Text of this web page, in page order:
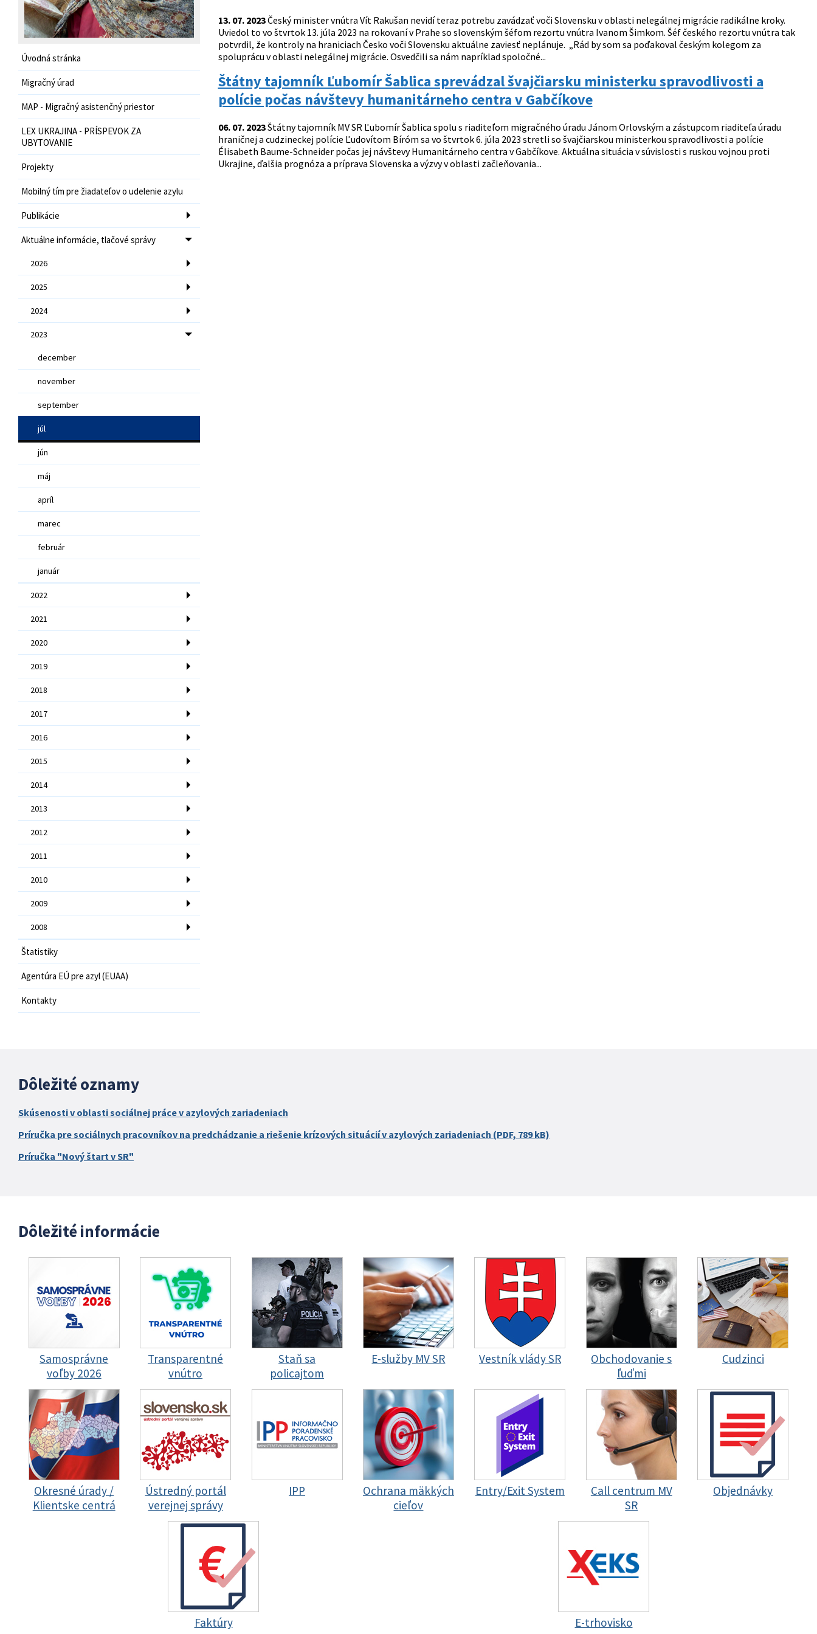
Úvodná stránka
Migračný úrad
MAP - Migračný asistenčný priestor
LEX UKRAJINA - PRÍSPEVOK ZA
UBYTOVANIE
Projekty
Mobilný tím pre žiadateľov o udelenie azylu
Publikácie
Aktuálne informácie, tlačové správy
2026
2025
2024
2023
december
november
september
júl
jún
máj
apríl
marec
február
január
2022
2021
2020
2019
2018
2017
2016
2015
2014
2013
2012
2011
2010
2009
2008
Štatistiky
Agentúra EÚ pre azyl (EUAA)
Kontakty
13. 07. 2023Český minister vnútra Vít Rakušan nevidí teraz potrebu zavádzať voči Slovensku v oblasti nelegálnej migrácie radikálne kroky.
Uviedol to vo štvrtok 13. júla 2023 na rokovaní v Prahe so slovenským šéfom rezortu vnútra Ivanom Šimkom. Šéf českého rezortu vnútra tak
potvrdil, že kontroly na hraniciach Česko voči Slovensku aktuálne zaviesť neplánuje. „Rád by som sa poďakoval českým kolegom za
spoluprácu v oblasti nelegálnej migrácie. Osvedčili sa nám napríklad spoločné...
Štátny tajomník Ľubomír Šablica sprevádzal švajčiarsku ministerku spravodlivosti a
polície počas návštevy humanitárneho centra v Gabčíkove
06. 07. 2023Štátny tajomník MV SR Ľubomír Šablica spolu s riaditeľom migračného úradu Jánom Orlovským a zástupcom riaditeľa úradu
hraničnej a cudzineckej polície Ľudovítom Bíróm sa vo štvrtok 6. júla 2023 stretli so švajčiarskou ministerkou spravodlivosti a polície
Élisabeth Baume-Schneider počas jej návštevy Humanitárneho centra v Gabčíkove. Aktuálna situácia v súvislosti s ruskou vojnou proti
Ukrajine, ďalšia prognóza a príprava Slovenska a výzvy v oblasti začleňovania...
Dôležité oznamy
Skúsenosti v oblasti sociálnej práce v azylových zariadeniach
Príručka pre sociálnych pracovníkov na predchádzanie a riešenie krízových situácií v azylových zariadeniach (PDF, 789 kB)
Príručka "Nový štart v SR"
Dôležité informácie
Samosprávne
voľby 2026
Transparentné
vnútro
Staň sa
policajtom
E-služby MV SR Vestník vlády SR
Obchodovanie s
ľuďmi
Cudzinci
Okresné úrady /
Klientske centrá
Ústredný portál
verejnej správy
IPP
Ochrana mäkkých
cieľov
Entry/Exit System
Call centrum MV
SR
Objednávky
Faktúry E-trhovisko